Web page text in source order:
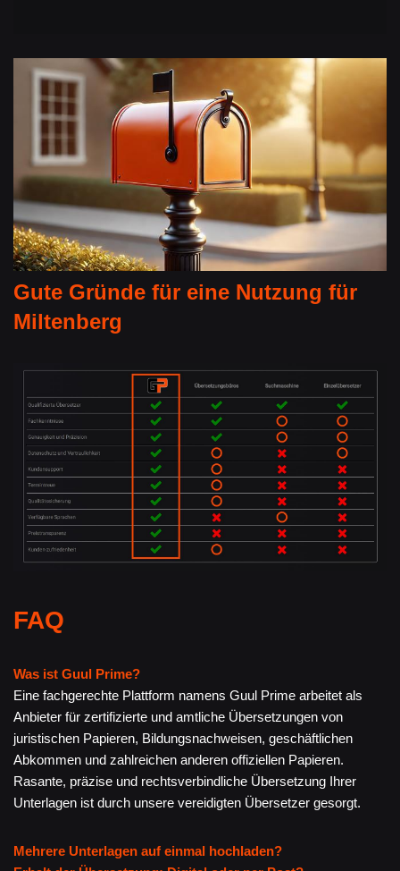
Gute Gründe für eine Nutzung für
Miltenberg
FAQ
Was ist Guul Prime?
Eine fachgerechte Plattform namens Guul Prime arbeitet als
Anbieter für zertifizierte und amtliche Übersetzungen von
juristischen Papieren, Bildungsnachweisen, geschäftlichen
Abkommen und zahlreichen anderen offiziellen Papieren.
Rasante, präzise und rechtsverbindliche Übersetzung Ihrer
Unterlagen ist durch unsere vereidigten Übersetzer gesorgt.
Mehrere Unterlagen auf einmal hochladen?